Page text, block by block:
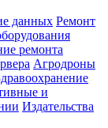
данных Ремонт
ремонта
Агродроны
и
Издательства